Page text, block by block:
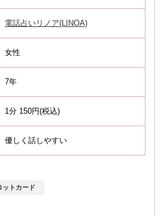
電話占いリノア(LINOA)
女性
7年
1分 150円(税込)
優しく話しやすい
ットカード